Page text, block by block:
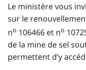
Le ministère vous
sur le
no 106466 et no
de la mine de sel
permettent d’y